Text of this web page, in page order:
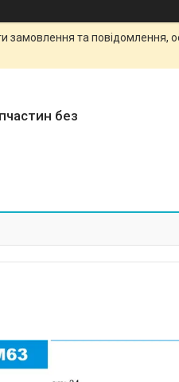
та повідомлення,
без